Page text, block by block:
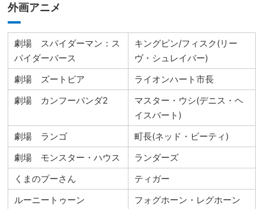
外画アニメ
劇場 スパイダーマン：ス
パイダーバース
キングピン/フィスク(リー
ヴ・シュレイバー)
劇場 ズートピア
ライオンハート市長
劇場 カンフーパンダ2
マスター・ウシ(デニス・ヘ
イスバート)
劇場 ランゴ
町長(ネッド・ビーティ)
劇場 モンスター・ハウス
ランダーズ
くまのプーさん
ティガー
ルーニートゥーン
フォグホーン・レグホーン